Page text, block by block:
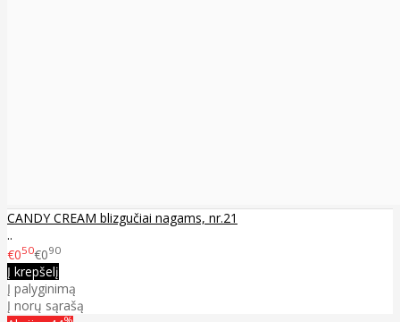
CANDY CREAM blizgučiai nagams, nr.21
..
€050€090
Į krepšelį
Į palyginimą
Į norų sąrašą